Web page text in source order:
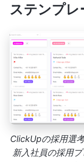
ステンプレ
ClickUpの採用選
新入社員の採用